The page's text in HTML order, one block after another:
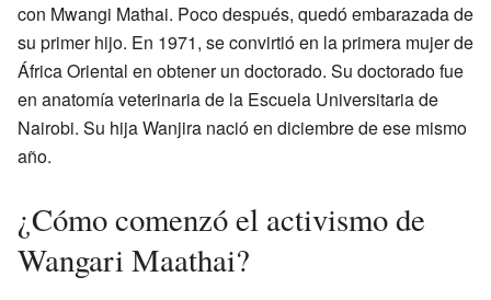
con Mwangi Mathai. Poco después, quedó embarazada de
su primer hijo. En 1971, se convirtió en la primera mujer de
África Oriental en obtener un doctorado. Su doctorado fue
en anatomía veterinaria de la Escuela Universitaria de
Nairobi. Su hija Wanjira nació en diciembre de ese mismo
año.
¿Cómo comenzó el activismo de
Wangari Maathai?